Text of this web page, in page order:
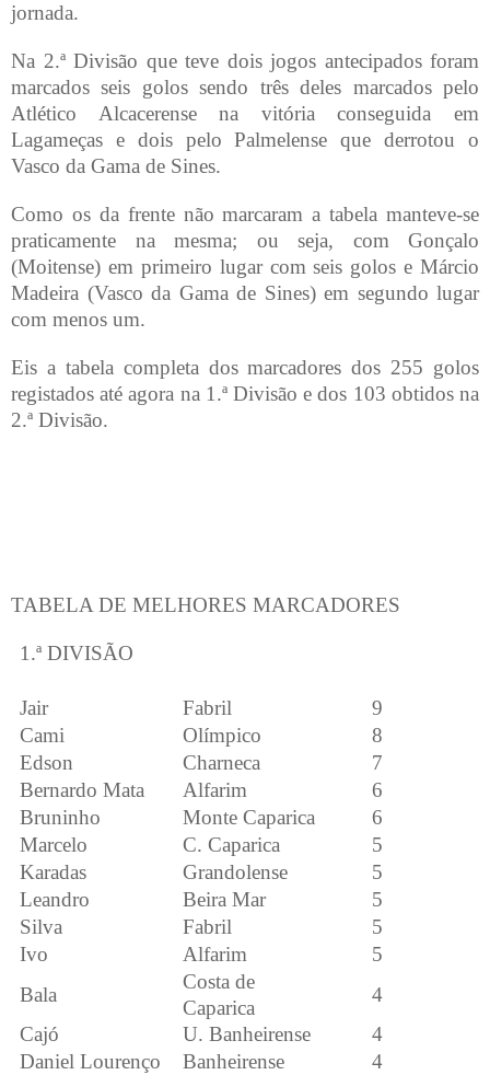
jornada.
Na 2.ª Divisão que teve dois jogos antecipados foram
marcados seis golos sendo três deles marcados pelo
Atlético Alcacerense na vitória conseguida em
Lagameças e dois pelo Palmelense que derrotou o
Vasco da Gama de Sines.
Como os da frente não marcaram a tabela manteve-se
praticamente na mesma; ou seja, com Gonçalo
(Moitense) em primeiro lugar com seis golos e Márcio
Madeira (Vasco da Gama de Sines) em segundo lugar
com menos um.
Eis a tabela completa dos marcadores dos 255 golos
registados até agora na 1.ª Divisão e dos 103 obtidos na
2.ª Divisão.
TABELA DE MELHORES MARCADORES
1.ª DIVISÃO
Jair Fabril
9
Cami
Olímpico
8
Edson
Charneca
7
Bernardo Mata
Alfarim
6
Bruninho
Monte Caparica
6
Marcelo
C. Caparica
5
Karadas
Grandolense
5
Leandro
Beira Mar
5
Silva
Fabril
5
Ivo
Alfarim
5
Bala
Costa de
Caparica
4
Cajó
U. Banheirense
4
Daniel Lourenço
Banheirense
4